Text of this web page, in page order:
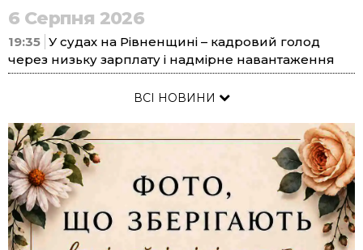
6 Серпня 2026
19:35 У судах на Рівненщині – кадровий голод
через низьку зарплату і надмірне навантаження
ВСІ НОВИНИ